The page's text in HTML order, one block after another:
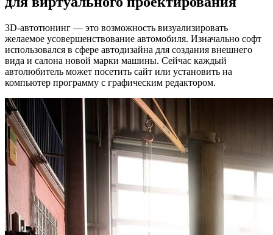
3D-автотюнинг — это возможность визуализировать
желаемое усовершенствование автомобиля. Изначально софт
использовался в сфере автодизайна для создания внешнего
вида и салона новой марки машины. Сейчас каждый
автолюбитель может посетить сайт или установить на
компьютер программу с графическим редактором.